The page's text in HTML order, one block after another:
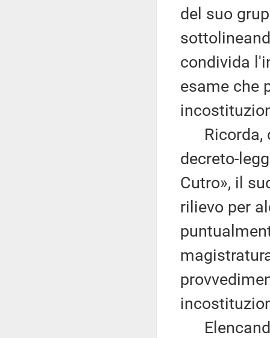
del suo
condivida
esame che
Ricorda,
decreto-
Cutro», il
rilievo per